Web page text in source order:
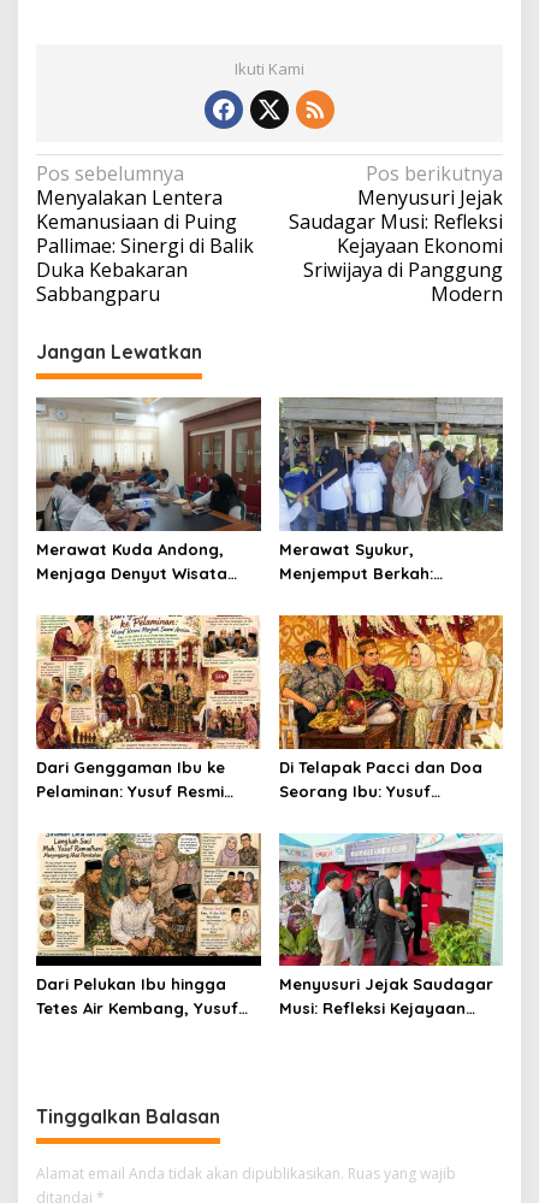
Ikuti Kami
Navigasi
pos
Pos sebelumnya
Menyalakan Lentera
Kemanusiaan di Puing
Pallimae: Sinergi di Balik
Duka Kebakaran
Sabbangparu
Pos berikutnya
Menyusuri Jejak
Saudagar Musi: Refleksi
Kejayaan Ekonomi
Sriwijaya di Panggung
Modern
Jangan Lewatkan
Merawat Kuda Andong,
Menjaga Denyut Wisata
Merawat Syukur,
Menjemput Berkah:
Mappadendang di Tanah
Laringg
Dari Genggaman Ibu ke
Pelaminan: Yusuf Resmi
Di Telapak Pacci dan Doa
Seorang Ibu: Yusuf
Menuju Gerbang
Pernikahan
Dari Pelukan Ibu hingga
Tetes Air Kembang, Yusuf
Menyusuri Jejak Saudagar
Musi: Refleksi Kejayaan
Tinggalkan Balasan
Alamat email Anda tidak akan dipublikasikan. Ruas yang wajib
ditandai *